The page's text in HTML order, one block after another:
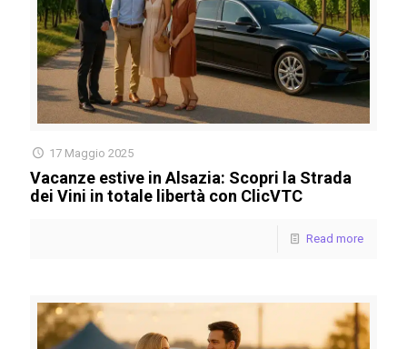
17 Maggio 2025
Vacanze estive in Alsazia: Scopri la Strada
dei Vini in totale libertà con ClicVTC
Read more